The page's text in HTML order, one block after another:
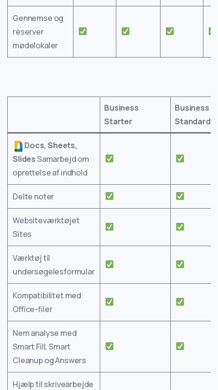
Gennemse og
reserver
mødelokaler
Business
Starter
Business
Standard
Docs, Sheets,
SlidesSamarbejd om
oprettelse af indhold
Delte noter
Websiteværktøjet
Sites
Værktøj til
undersøgelesformular
Kompatibilitet med
Office-filer
Nem analyse med
Smart Fill, Smart
Cleanup og Answers
Hjælp til skrivearbejde